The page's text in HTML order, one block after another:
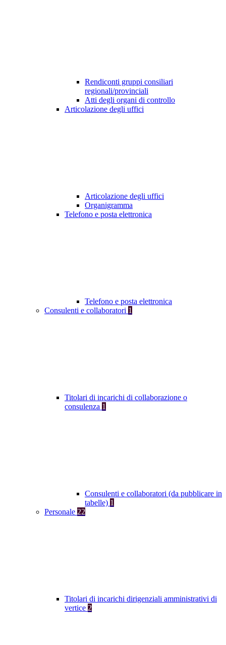
Rendiconti gruppi consiliari
regionali/provinciali
Atti degli organi di controllo
Articolazione degli uffici
Articolazione degli uffici
Organigramma
Telefono e posta elettronica
Telefono e posta elettronica
Consulenti e collaboratori 1
Titolari di incarichi di collaborazione o
consulenza 1
Consulenti e collaboratori (da pubblicare in
tabelle) 1
Personale 22
Titolari di incarichi dirigenziali amministrativi di
vertice 2